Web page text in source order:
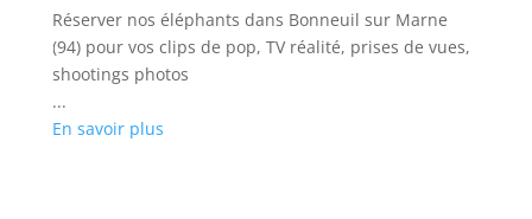
Réserver nos éléphants dans Bonneuil sur Marne
(94) pour vos clips de pop, TV réalité, prises de vues,
shootings photos
...
En savoir plus